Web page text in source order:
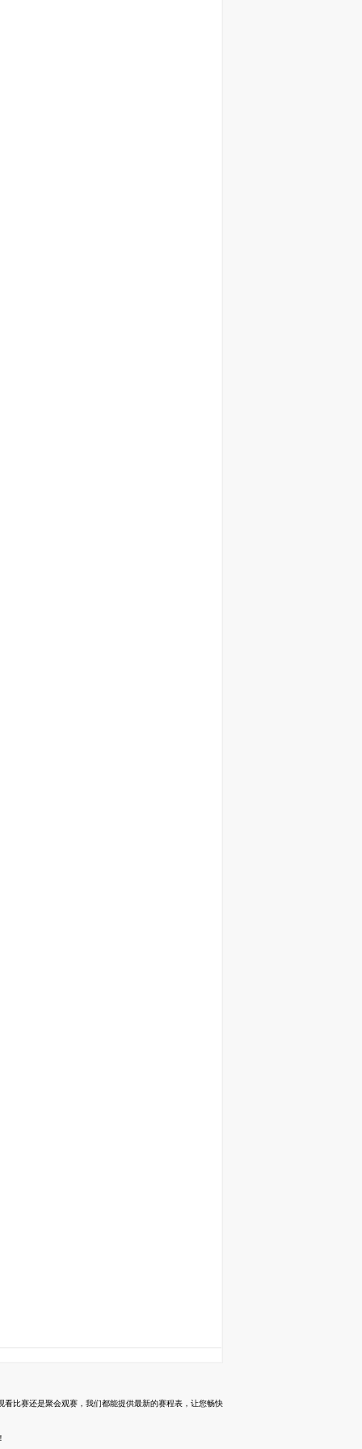
比赛还是聚会观赛，我们都能提供最新的赛程表，让您畅快